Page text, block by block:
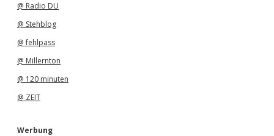
@ Radio DU
@ Stehblog
@ fehlpass
@ Millernton
@ 120 minuten
@ ZEIT
Werbung